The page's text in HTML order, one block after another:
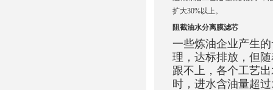
扩大30%以上。
阻截油水分离膜滤芯
一些炼油企业产生
理，达标排放，但
跟不上，各个工艺
时，进水含油量超